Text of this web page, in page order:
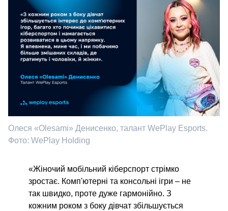
Олеся «Olesami» Денисенко, талант WePlay Esports.
Фото: WePlay Holding
«Жіночий мобільний кіберспорт стрімко
зростає. Комп'ютерні та консольні ігри – не
так швидко, проте дуже гармонійно. З
кожним роком з боку дівчат збільшується